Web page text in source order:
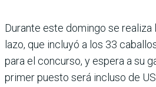
Durante este domingo se
lazo, que incluyó a los 33
para el concurso, y espera a su
primer puesto será incluso de